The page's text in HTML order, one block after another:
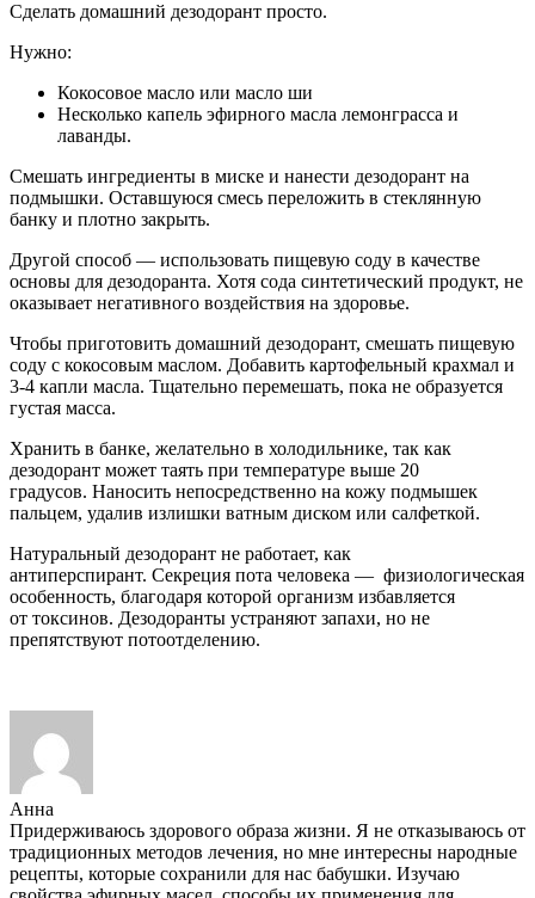
Сделать домашний дезодорант просто.
Нужно:
Кокосовое масло или масло ши
Несколько капель эфирного масла лемонграсса и
лаванды.
Смешать ингредиенты в миске и нанести дезодорант на
подмышки. Оставшуюся смесь переложить в стеклянную
банку и плотно закрыть.
Другой способ — использовать пищевую соду в качестве
основы для дезодоранта. Хотя сода синтетический продукт, не
оказывает негативного воздействия на здоровье.
Чтобы приготовить домашний дезодорант, смешать пищевую
соду с кокосовым маслом. Добавить картофельный крахмал и
3-4 капли масла. Тщательно перемешать, пока не образуется
густая масса.
Хранить в банке, желательно в холодильнике, так как
дезодорант может таять при температуре выше 20
градусов. Наносить непосредственно на кожу подмышек
пальцем, удалив излишки ватным диском или салфеткой.
Натуральный дезодорант не работает, как
антиперспирант. Секреция пота человека — физиологическая
особенность, благодаря которой организм избавляется
от токсинов. Дезодоранты устраняют запахи, но не
препятствуют потоотделению.
Анна
Придерживаюсь здорового образа жизни. Я не отказываюсь от
традиционных методов лечения, но мне интересны народные
рецепты, которые сохранили для нас бабушки. Изучаю